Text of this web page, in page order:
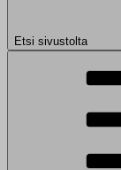
Etsi sivustolta